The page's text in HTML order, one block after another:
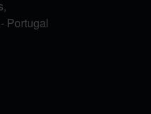
Portugal